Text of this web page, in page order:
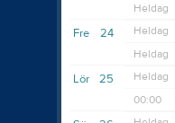
Heldag
24
Fre Heldag
Heldag
25
Lör Heldag
00:00